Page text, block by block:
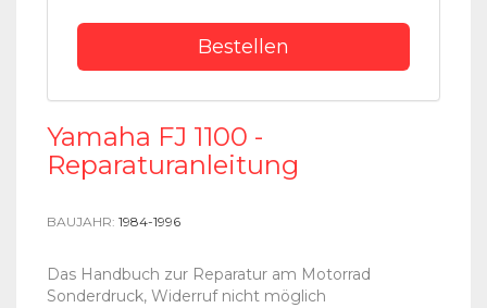
Bestellen
Yamaha FJ 1100 -
Reparaturanleitung
BAUJAHR: 1984-1996
Das Handbuch zur Reparatur am Motorrad
Sonderdruck, Widerruf nicht möglich